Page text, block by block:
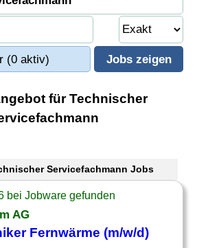
(0 aktiv)
für Technischer
Servicefachmann Jobs
bei Jobware gefunden
AG
Fernwärme (m/w/d)